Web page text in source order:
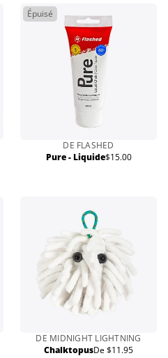
Épuisé
DE FLASHED
Pure - LiquidePrix
$15.00
DE MIDNIGHT LIGHTNING
ChalktopusPrix
De $11.95